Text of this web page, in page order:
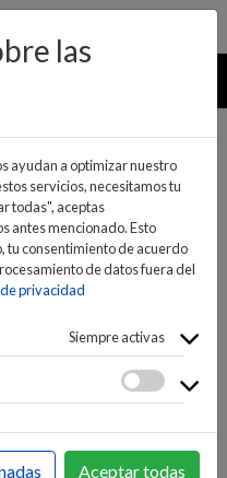
TECNOLOGÍAS>
Y ACCESORIOS >
las
ayudan a optimizar nuestro
servicios, necesitamos tu
todas", aceptas
antes mencionado. Esto
tu consentimiento de acuerdo
de datos fuera del
privacidad
Siempre activas
Aceptar todas